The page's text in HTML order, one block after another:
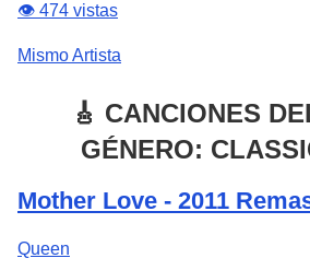
👁️ 474 vistas
Mismo Artista
🎸 CANCIONES
GÉNERO:
Mother Love - 2011
Queen